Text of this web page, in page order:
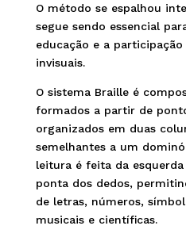
O método se espalhou
segue sendo essencial
educação e a participação
invisuais.
O sistema Braille é
formados a partir de
organizados em duas
semelhantes a um
leitura é feita da
ponta dos dedos,
de letras, números,
musicais e científicas.